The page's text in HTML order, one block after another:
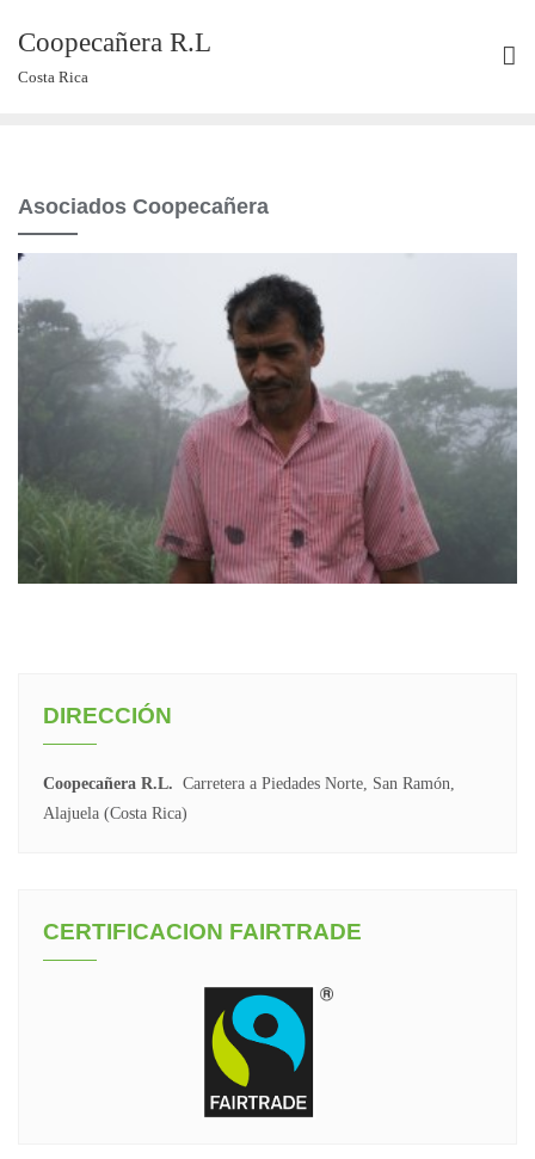
Coopecañera R.L
Costa Rica
Asociados Coopecañera
DIRECCIÓN
Coopecañera R.L. Carretera a Piedades Norte, San Ramón,
Alajuela (Costa Rica)
CERTIFICACION FAIRTRADE